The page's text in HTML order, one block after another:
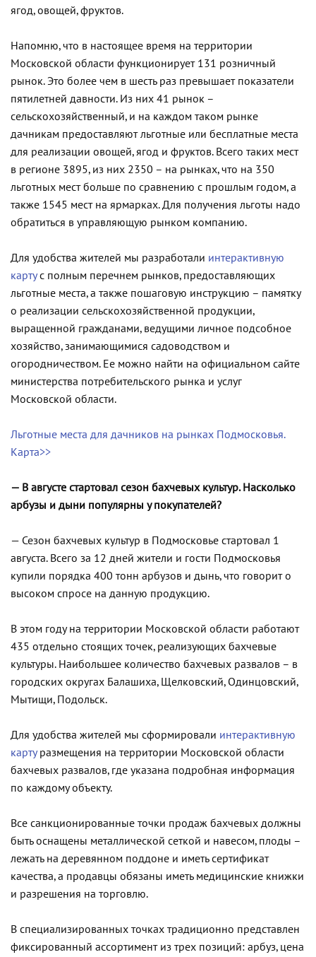
ягод, овощей, фруктов.
Напомню, что в настоящее время на территории
Московской области функционирует 131 розничный
рынок. Это более чем в шесть раз превышает показатели
пятилетней давности. Из них 41 рынок –
сельскохозяйственный, и на каждом таком рынке
дачникам предоставляют льготные или бесплатные места
для реализации овощей, ягод и фруктов. Всего таких мест
в регионе 3895, из них 2350 – на рынках, что на 350
льготных мест больше по сравнению с прошлым годом, а
также 1545 мест на ярмарках. Для получения льготы надо
обратиться в управляющую рынком компанию.
Для удобства жителей мы разработали интерактивную
картус полным перечнем рынков, предоставляющих
льготные места, а также пошаговую инструкцию – памятку
о реализации сельскохозяйственной продукции,
выращенной гражданами, ведущими личное подсобное
хозяйство, занимающимися садоводством и
огородничеством. Ее можно найти на официальном сайте
министерства потребительского рынка и услуг
Московской области.
Льготные места для дачников на рынках Подмосковья.
Карта>>
— В августе стартовал сезон бахчевых культур. Насколько
арбузы и дыни популярны у покупателей?
— Сезон бахчевых культур в Подмосковье стартовал 1
августа. Всего за 12 дней жители и гости Подмосковья
купили порядка 400 тонн арбузов и дынь, что говорит о
высоком спросе на данную продукцию.
В этом году на территории Московской области работают
435 отдельно стоящих точек, реализующих бахчевые
культуры. Наибольшее количество бахчевых развалов – в
городских округах Балашиха, Щелковский, Одинцовский,
Мытищи, Подольск.
Для удобства жителей мы сформировали интерактивную
картуразмещения на территории Московской области
бахчевых развалов, где указана подробная информация
по каждому объекту.
Все санкционированные точки продаж бахчевых должны
быть оснащены металлической сеткой и навесом, плоды –
лежать на деревянном поддоне и иметь сертификат
качества, а продавцы обязаны иметь медицинские книжки
и разрешения на торговлю.
В специализированных точках традиционно представлен
фиксированный ассортимент из трех позиций: арбуз, цена